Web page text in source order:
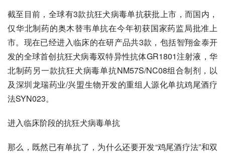
截至目前，全球有3款抗狂犬病毒单抗获批上市，而国内，
仅华北制药的奥木替韦单抗在今年初获国家药监局批准上
市。现在已经进入临床的在研产品共3款，包括智翔金泰开
发的全球首创抗狂犬病毒双特异性抗体GR1801注射液，华
北制药另一款抗狂犬病毒单抗NM57S/NC08组合制剂，以
及深圳龙瑞药业/兴盟生物开发的重组人源化单抗鸡尾酒疗
法SYN023。
进入临床阶段的抗狂犬病毒单抗
那么，既然已有单抗了，为什么还要开发“鸡尾酒疗法”和双